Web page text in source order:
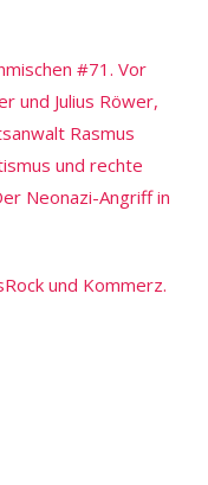
#71. Vor
und Julius Röwer,
Rasmus
und rechte
Neonazi-Angriff in
und Kommerz.